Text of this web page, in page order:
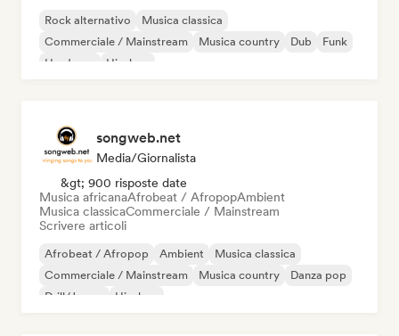
Rock alternativo
Musica classica
Commerciale / Mainstream
Musica country Dub
Funk
Hardcore
Hip-hop
songweb.net
Media/Giornalista
&gt; 900 risposte date
Musica africanaAfrobeat / AfropopAmbient
Musica classicaCommerciale / Mainstream
Scrivere articoli
Afrobeat / Afropop Ambient
Musica classica
Commerciale / Mainstream
Musica country
Danza pop
Drill/Jersey
Hip-hop